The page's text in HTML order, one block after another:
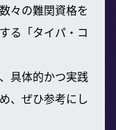
々の難関資格を
る「タイパ・コ
具体的かつ実践
、ぜひ参考にし